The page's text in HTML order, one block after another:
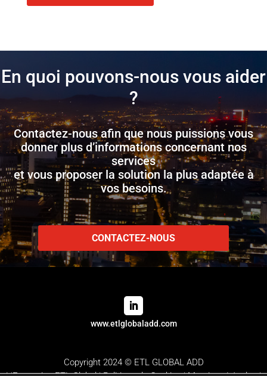
En quoi pouvons-nous vous aider
?
Contactez-nous afin que nous puissions vous
donner plus d’informations concernant nos
services
et vous proposer la solution la plus adaptée à
vos besoins.
CONTACTEZ-NOUS
www.etlglobaladd.com
Copyright 2024 © ETL GLOBAL ADD